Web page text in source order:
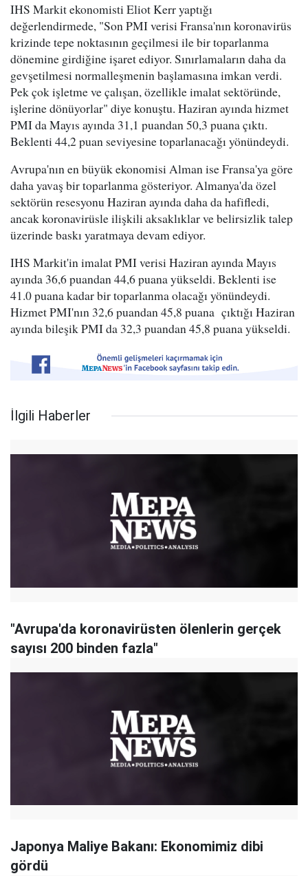
IHS Markit ekonomisti Eliot Kerr yaptığı
değerlendirmede, "Son PMI verisi Fransa'nın koronavirüs
krizinde tepe noktasının geçilmesi ile bir toparlanma
dönemine girdiğine işaret ediyor. Sınırlamaların daha da
gevşetilmesi normalleşmenin başlamasına imkan verdi.
Pek çok işletme ve çalışan, özellikle imalat sektöründe,
işlerine dönüyorlar" diye konuştu. Haziran ayında hizmet
PMI da Mayıs ayında 31,1 puandan 50,3 puana çıktı.
Beklenti 44,2 puan seviyesine toparlanacağı yönündeydi.
Avrupa'nın en büyük ekonomisi Alman ise Fransa'ya göre
daha yavaş bir toparlanma gösteriyor. Almanya'da özel
sektörün resesyonu Haziran ayında daha da hafifledi,
ancak koronavirüsle ilişkili aksaklıklar ve belirsizlik talep
üzerinde baskı yaratmaya devam ediyor.
IHS Markit'in imalat PMI verisi Haziran ayında Mayıs
ayında 36,6 puandan 44,6 puana yükseldi. Beklenti ise
41.0 puana kadar bir toparlanma olacağı yönündeydi.
Hizmet PMI'nın 32,6 puandan 45,8 puana çıktığı Haziran
ayında bileşik PMI da 32,3 puandan 45,8 puana yükseldi.
İlgili Haberler
"Avrupa'da koronavirüsten ölenlerin gerçek
sayısı 200 binden fazla"
Japonya Maliye Bakanı: Ekonomimiz dibi
gördü